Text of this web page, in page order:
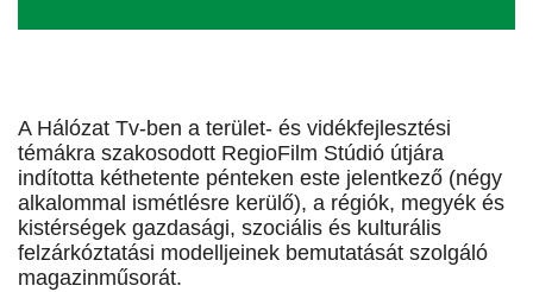
A Hálózat Tv-ben a terület- és vidékfejlesztési
témákra szakosodott RegioFilm Stúdió útjára
indította kéthetente pénteken este jelentkező (négy
alkalommal ismétlésre kerülő), a régiók, megyék és
kistérségek gazdasági, szociális és kulturális
felzárkóztatási modelljeinek bemutatását szolgáló
magazinműsorát.